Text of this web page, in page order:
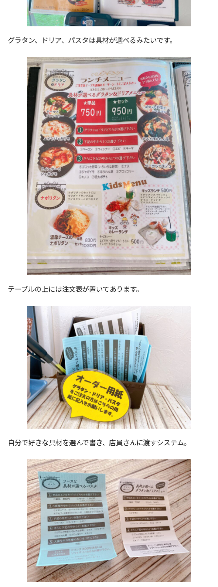
グラタン、ドリア、パスタは具材が選べるみたいです。
テーブルの上には注文表が置いてあります。
自分で好きな具材を選んで書き、店員さんに渡すシステム。